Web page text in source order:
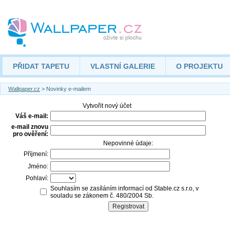
PŘIDAT TAPETU VLASTNÍ GALERIE O PROJEKTU
Wallpaper.cz > Novinky e-mailem